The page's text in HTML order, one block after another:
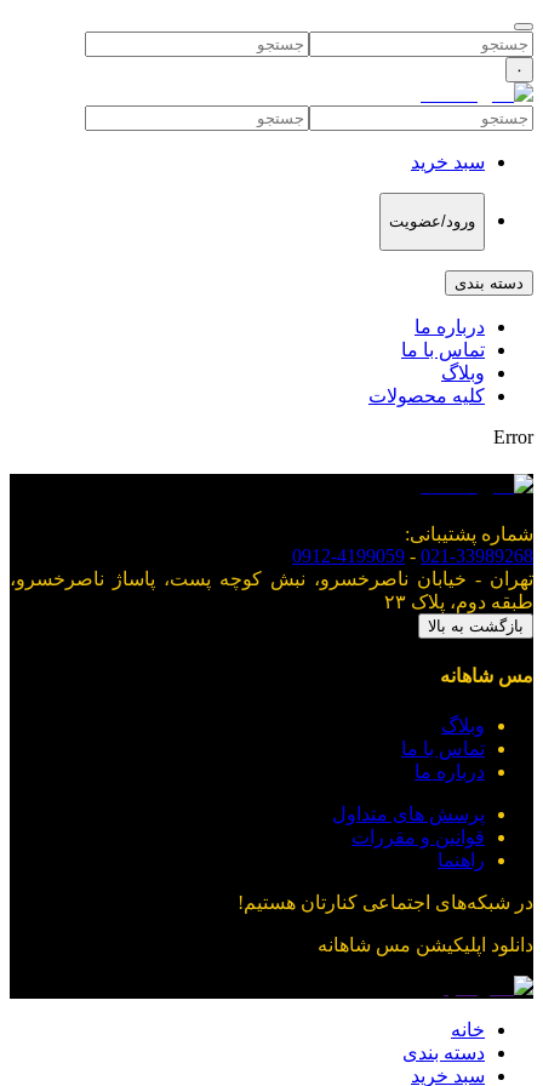
۰
سبد خرید
ورود/عضویت
دسته بندی
درباره ما
تماس با ما
وبلاگ
کلیه محصولات
Error
شماره پشتیبانی:
021-33989268
-
0912-4199059
تهران - خیابان ناصرخسرو، نبش کوچه پست، پاساژ ناصرخسرو،
طبقه دوم، پلاک ۲۳
بازگشت به بالا
مس شاهانه
وبلاگ
تماس با ما
درباره ما
پرسش های متداول
قوانین و مقررات
راهنما
در شبکه‌های اجتماعی کنارتان هستیم!
دانلود اپلیکیشن مس شاهانه
خانه
دسته بندی
سبد خرید